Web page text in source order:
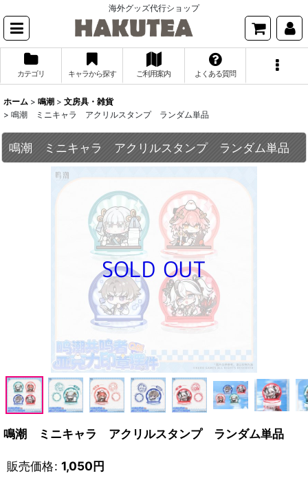
海外グッズ代行ショップ
カテゴリ キャラから探す ご利用案内 よくある質問
ホーム > 鳴潮 > 文房具・雑貨
> 鳴潮 ミニキャラ アクリルスタンプ ランダム単品
鳴潮 ミニキャラ アクリルスタンプ ランダム単品
鳴潮 ミニキャラ アクリルスタンプ ランダム単品
販売価格: 1,050円